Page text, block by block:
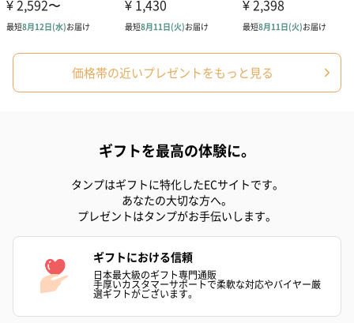
価格帯の近いプレゼントをもっと見る
ギフトを最高の体験に。
タンプはギフトに特化したECサイトです。
あなたの大切な方へ。
プレゼントはタンプがお手伝いします。
ギフトにおける信頼
日本最大級のギフト専門通販
手厚いカスタマーサポートで柔軟な対応やバイヤー厳
選ギフトがございます。